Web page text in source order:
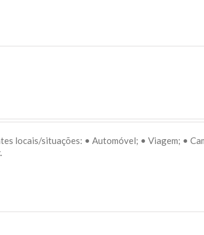
locais/situações: • Automóvel; • Viagem; •